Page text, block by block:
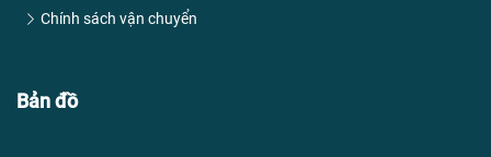
Chính sách vận chuyển
Bản đồ